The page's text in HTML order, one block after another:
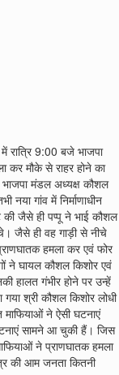
रात्रि 9:00 बजे भाजपा
कर मौके से राहर होने का
भाजपा मंडल अध्यक्ष कौशल
गांव में निर्माणाधीन
की जैसे ही पप्पू ने भाई कौशल
जैसे ही वह गाड़ी से नीचे
हमला कर एवं फोर
ने घायल कौशल किशोर एवं
हालत गंभीर होने पर उन्हें
श्री कौशल किशोर लोधी
ने ऐसी घटनाएं
सामने आ चुकी हैं। जिस
ने प्राणघातक हमला
की आम जनता कितनी